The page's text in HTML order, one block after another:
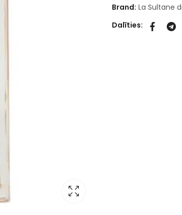
Brand: La Sultane
Dalīties: